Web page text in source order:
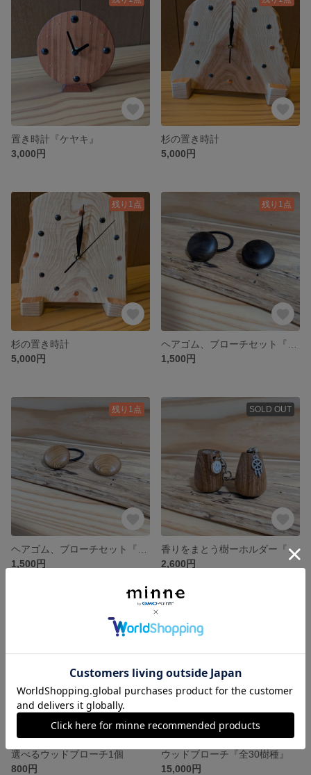
置き時計『ケヤキ』
3,000円
杉の置き時計
5,000円
残り1点
杉の置き時計
5,000円
残り1点
1,500円
残り1点
1,500円
SOLD OUT
香りをまとう樹ーホルダー『槐(エンジュ)』2個セット
2,600円
選べるウッドブローチ1個
800円
ウッドブローチ『全30樹種』
15,000円